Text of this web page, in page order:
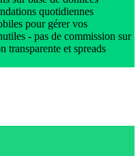
quotidiennes
pour gérer vos
- pas de commission sur
transparente et spreads